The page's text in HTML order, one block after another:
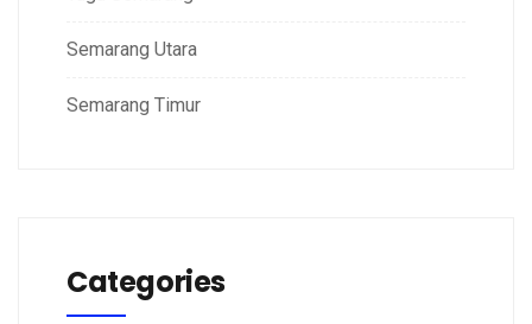
Semarang Utara
Semarang Timur
Categories